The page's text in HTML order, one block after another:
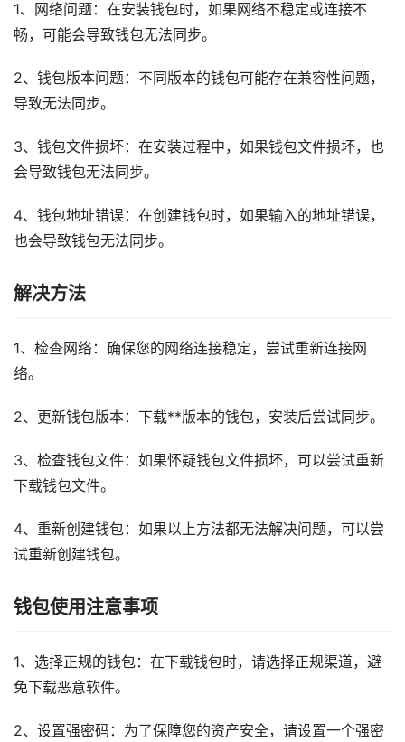
1、网络问题：在安装钱包时，如果网络不稳定或连接不
畅，可能会导致钱包无法同步。
2、钱包版本问题：不同版本的钱包可能存在兼容性问题，
导致无法同步。
3、钱包文件损坏：在安装过程中，如果钱包文件损坏，也
会导致钱包无法同步。
4、钱包地址错误：在创建钱包时，如果输入的地址错误，
也会导致钱包无法同步。
解决方法
1、检查网络：确保您的网络连接稳定，尝试重新连接网
络。
2、更新钱包版本：下载**版本的钱包，安装后尝试同步。
3、检查钱包文件：如果怀疑钱包文件损坏，可以尝试重新
下载钱包文件。
4、重新创建钱包：如果以上方法都无法解决问题，可以尝
试重新创建钱包。
钱包使用注意事项
1、选择正规的钱包：在下载钱包时，请选择正规渠道，避
免下载恶意软件。
2、设置强密码：为了保障您的资产安全，请设置一个强密